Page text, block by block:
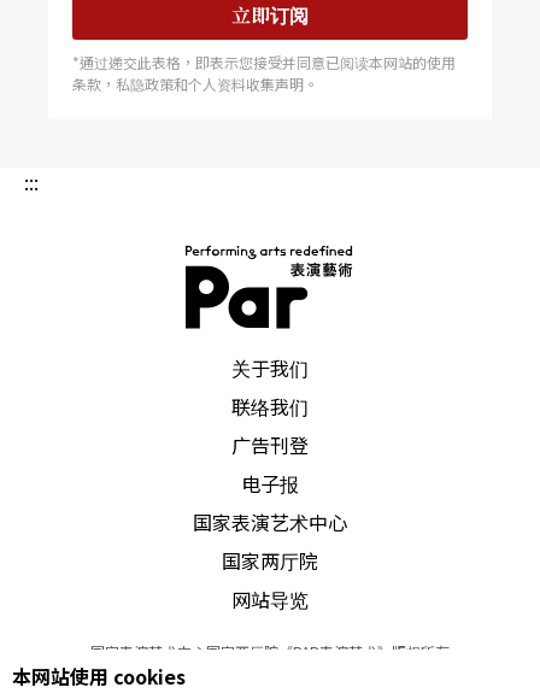
至于舞台前方的假水池，防水胶布注入了一池淸
水，水上草生植物一二，绿水鸭三四只，会唱歌的
生。这「真」水塘制造了不少笑闹，尤其番鸭追
众，严重干扰演出，已无法令人纯欣赏这「天然」
之美情趣，当下只想把这几只鸭子抓起来做成北京
删节有限，呈现昔日生活百态
观赏五十五折全本《牡丹亭》最赏心悦目处，就是
这些舞台风景，包括舞台与演员──尤其是女主角
钱熠花样般的容颜。但就听得懂中文的我辈华人观
众来说，最大的激动恐怕是一手拿著汤显祖原著，
一边仔细聆听唱念词句，然后逐句逐字地对照。你
立即订阅
*通过递交此表格，即表示您接受并同意已阅读本网站的使用
条款，私隐政策和个人资料收集声明。
:::
关于我们
联络我们
广告刊登
电子报
国家表演艺术中心
国家两厅院
网站导览
国家表演艺术中心国家两厅院《PAR表演艺术》版权所有
© 2022Performing arts redefined. All Rights Reserved
本网站使用 cookies